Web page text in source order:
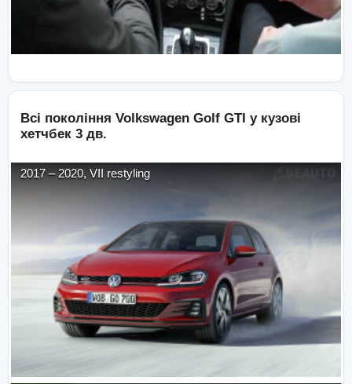
Всі покоління Volkswagen Golf GTI у кузові
хетчбек 3 дв.
2017 –2020, VII restyling